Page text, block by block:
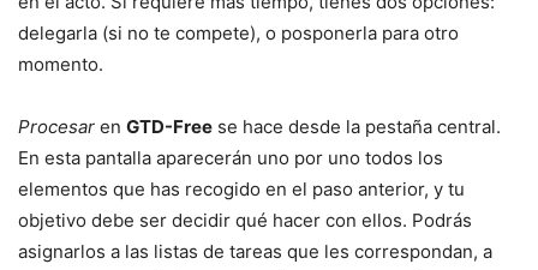
delegarla (si no te compete), o posponerla para otro
momento.
Procesar en GTD-Free se hace desde la pestaña central.
En esta pantalla aparecerán uno por uno todos los
elementos que has recogido en el paso anterior, y tu
objetivo debe ser decidir qué hacer con ellos. Podrás
asignarlos a las listas de tareas que les correspondan, a